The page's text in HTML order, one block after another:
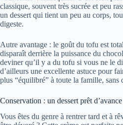
classique, souvent très sucrée et peu
un dessert qui tient un peu au corps,
digeste.
Autre avantage : le goût du tofu est
disparaît derrière la puissance du
deviner qu’il y a du tofu si vous ne le
d’ailleurs une excellente astuce pour
plus “équilibré” à toute la famille, sans
Conservation : un dessert prêt
Vous êtes du genre à rentrer tard et à